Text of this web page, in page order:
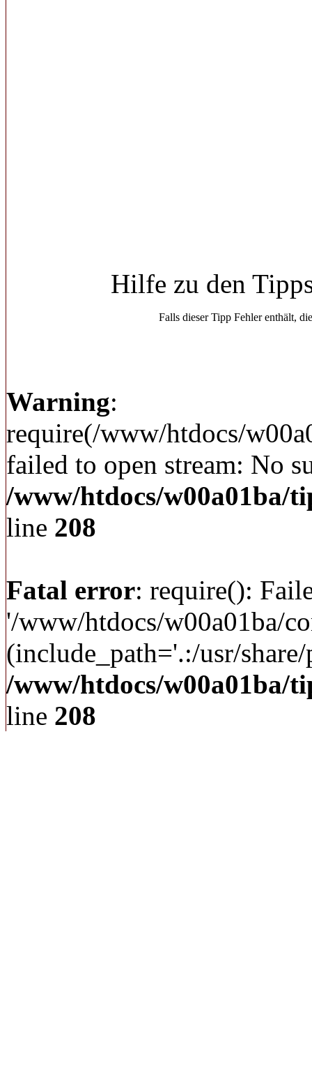
Hilfe zu den
Falls dieser Tipp Fehler enthält,
Warning:
require(/www/htdocs/
failed to open stream: No
/www/htdocs/w00a01ba/
line 208
Fatal error: require():
'/www/htdocs/w00a01ba/
(include_path='.:/usr/
/www/htdocs/w00a01ba/
line 208